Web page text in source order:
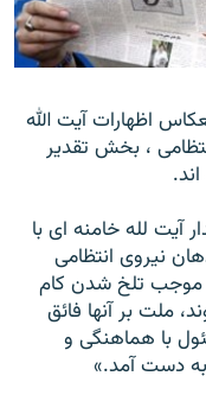
اظهارات آيت الله
، بخش تقدير
آيت لله خامنه اى با
به فرماندهان نيروى انتظامى
موجب تلخ شدن كام
ملت بر آنها فائق
با هماهنگى و
به ‌دست آمد.»